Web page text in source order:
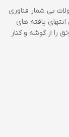
بی شمار فناوری
یافته های
را از گوشه و کنار